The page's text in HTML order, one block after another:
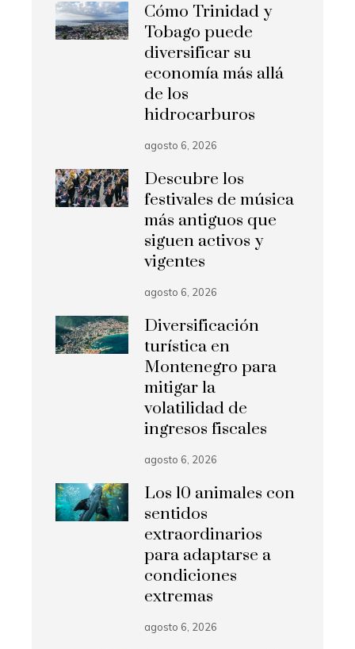
Cómo Trinidad y
Tobago puede
diversificar su
economía más allá
de los
hidrocarburos
agosto 6, 2026
Descubre los
festivales de música
más antiguos que
siguen activos y
vigentes
agosto 6, 2026
Diversificación
turística en
Montenegro para
mitigar la
volatilidad de
ingresos fiscales
agosto 6, 2026
Los 10 animales con
sentidos
extraordinarios
para adaptarse a
condiciones
extremas
agosto 6, 2026